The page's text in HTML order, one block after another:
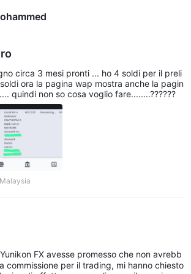
con le principali valute fiat come usd,
che la disponibilità di questi
variare a seconda del tipo di conto e
per determinare gli strumenti specifici
consiglio di verificare con Yunikon FX o
di trading sul loro sito web.
una gamma di conti di trading tra cui
delle loro preferenze, del livello di
di trading.
virtuali senza rischiare denaro reale,
privo di rischi per apprendere e testare le
è adatto a trader principianti e intermedi,
circa 3 mesi pronti ... ho 4 soldi per il preli
ora la pagina wap mostra anche la pagin
quindi non so cosa voglio fare........??????
Malaysia
FX avesse promesso che non avrebb
commissione per il trading, mi hanno chiesto